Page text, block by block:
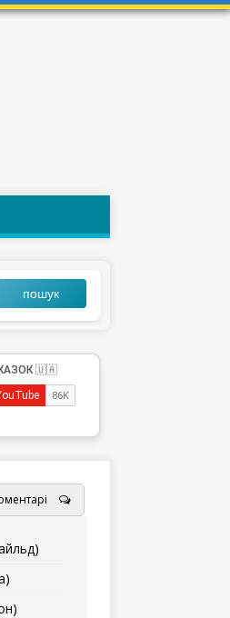
пошук